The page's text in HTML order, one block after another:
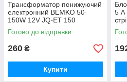
Трансформатор понижуючий
електронний BEMKO 50-
150W 12V JQ-ET 150
Готово до відправки
260 ₴
Купити
5 А